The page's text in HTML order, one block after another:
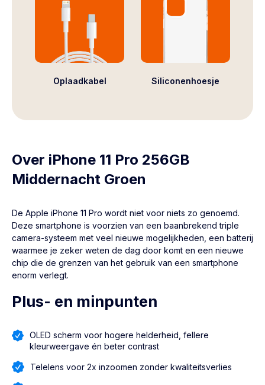
Oplaadkabel Siliconenhoesje
Over iPhone 11 Pro 256GB
Middernacht Groen
De Apple iPhone 11 Pro wordt niet voor niets zo genoemd.
Deze smartphone is voorzien van een baanbrekend triple
camera-systeem met veel nieuwe mogelijkheden, een batterij
waarmee je zeker weten de dag door komt en een nieuwe
chip die de grenzen van het gebruik van een smartphone
enorm verlegt.
Plus- en minpunten
OLED scherm voor hogere helderheid, fellere
kleurweergave én beter contrast
Telelens voor 2x inzoomen zonder kwaliteitsverlies